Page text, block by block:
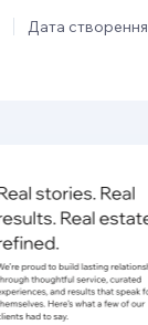
Дата створення